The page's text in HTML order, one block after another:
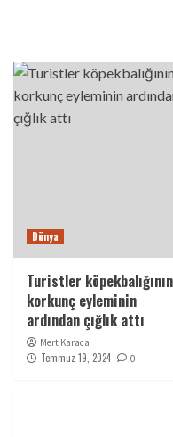
Dünya
Turistler köpekbalığının
korkunç eyleminin
ardından çığlık attı
Mert Karaca
Temmuz 19, 2024 0